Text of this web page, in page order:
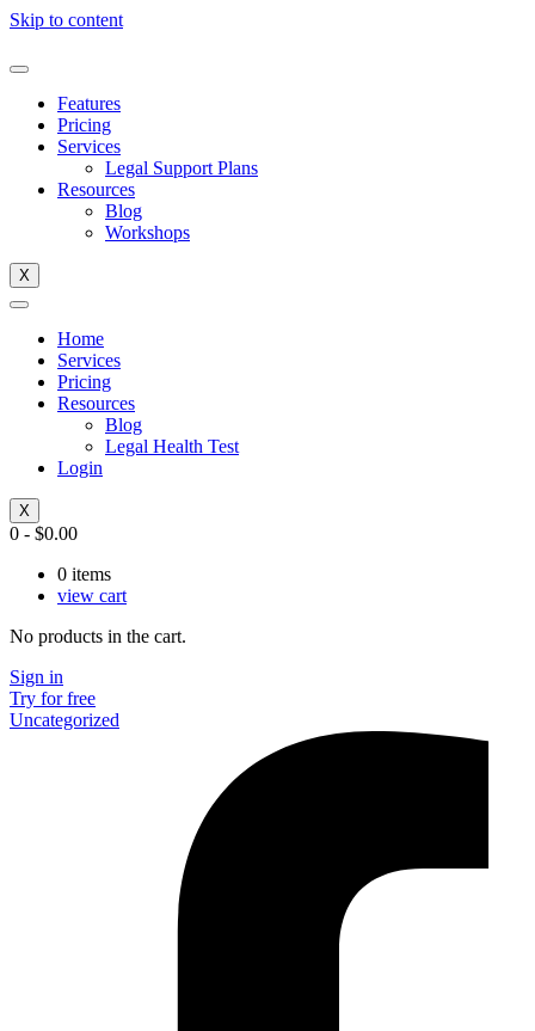
Skip to content
Features
Pricing
Services
Legal Support Plans
Resources
Blog
Workshops
X
Home
Services
Pricing
Resources
Blog
Legal Health Test
Login
X
0 - $0.00
0 items
view cart
No products in the cart.
Sign in
Try for free
Uncategorized